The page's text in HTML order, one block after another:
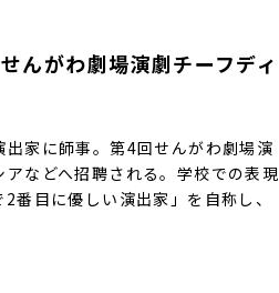
がわ劇場演劇チーフディ
家に師事。第4回せんがわ劇場演
などへ招聘される。学校での表現
番目に優しい演出家」を自称し、